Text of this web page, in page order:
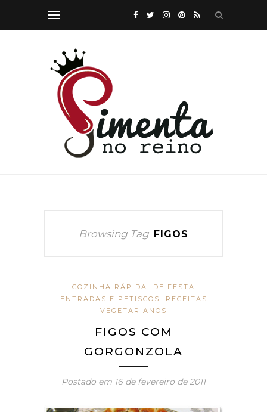
Browsing Tag FIGOS
COZINHA RÁPIDA
DE FESTA
ENTRADAS E PETISCOS
RECEITAS
VEGETARIANOS
FIGOS COM
GORGONZOLA
Postado em 16 de fevereiro de 2011